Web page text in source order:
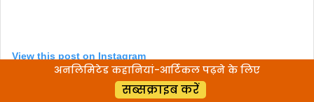
View this post on Instagram
अनलिमिटेड कहानियां-आर्टिकल पढ़ने के लिए
सब्सक्राइब करें